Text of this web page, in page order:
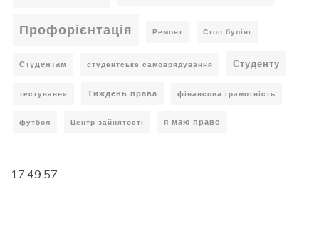
Профорієнтація Ремонт Стоп булінг
Студентам студентське самоврядування Студенту
тестування Тиждень права фінансова грамотність
футбол Центр зайнятості я маю право
17:49:57